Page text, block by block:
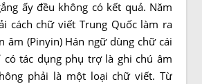
ấy đều không có kết quả. Năm
cách chữ viết Trung Quốc làm ra
âm (Pinyin) Hán ngữ dùng chữ cái
có tác dụng phụ trợ là ghi chú âm
phải là một loại chữ viết. Từ